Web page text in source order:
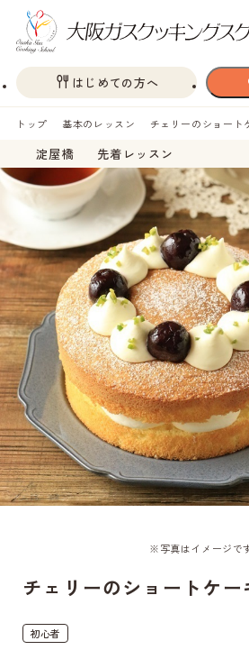
はじめての方へ
トップ 基本のレッスン チェリーのショート
淀屋橋 先着レッスン
※写真はイメージで
チェリーのショートケー
初心者